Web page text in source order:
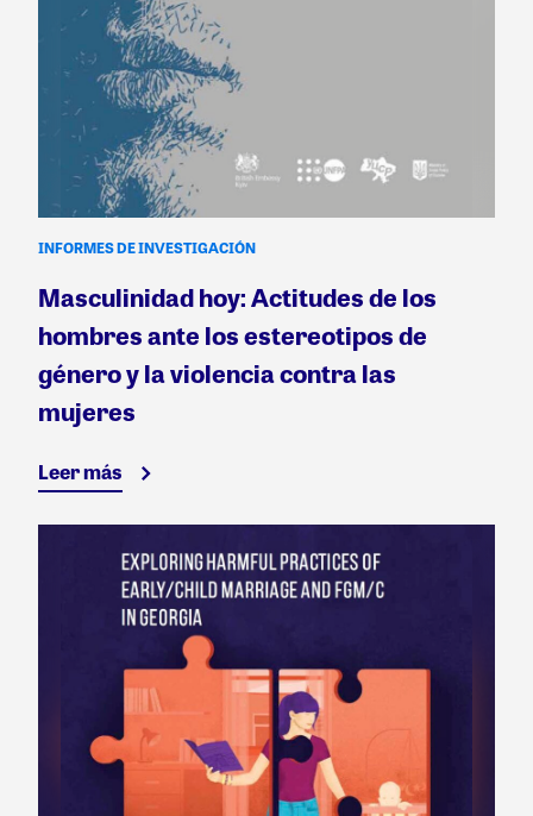
INFORMES DE INVESTIGACIÓN
Masculinidad hoy: Actitudes de los
hombres ante los estereotipos de
género y la violencia contra las
mujeres
Leer más